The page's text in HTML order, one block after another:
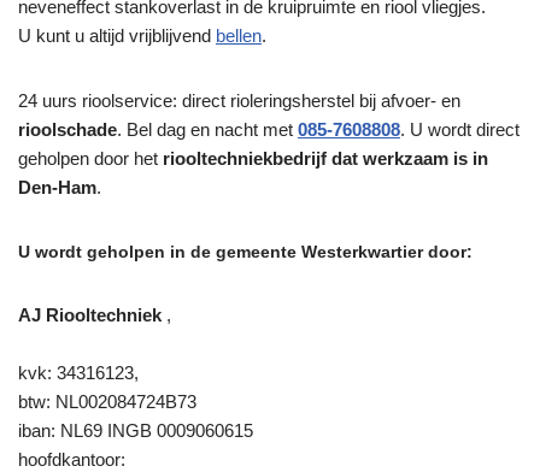
neveneffect stankoverlast in de kruipruimte en riool vliegjes.
U kunt u altijd vrijblijvend bellen.
24 uurs rioolservice: direct rioleringsherstel bij afvoer- en
rioolschade. Bel dag en nacht met 085-7608808. U wordt direct
geholpen door het riooltechniekbedrijf dat werkzaam is in
Den-Ham.
U wordt geholpen in de gemeente Westerkwartier door:
AJ Riooltechniek ,
kvk: 34316123,
btw: NL002084724B73
iban: NL69 INGB 0009060615
hoofdkantoor: